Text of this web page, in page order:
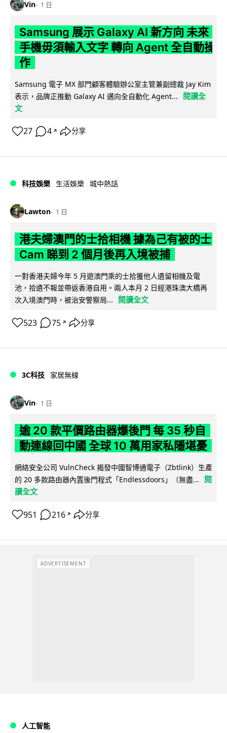
Vin 1 日
Samsung 展示 Galaxy AI 新方向 未來
手機毋須輸入文字 轉向 Agent 全自動操
作
Samsung 電子 MX 部門顧客體驗辦公室主管兼副總裁 Jay Kim
表示，品牌正推動 Galaxy AI 邁向全自動化 Agent...
閱讀全
文
27 4 ↗ 分享
科技娛樂 生活娛樂 城中熱話
Lawton 1 日
港夫婦澳門的士拾相機 據為己有被的士
Cam 睇到 2 個月後再入境被捕
一對香港夫婦今年 5 月遊澳門乘的士拾獲他人遺留相機及電
池，拾遺不報並帶返香港自用。兩人本月 2 日經港珠澳大橋再
次入境澳門時，被治安警察局...
閱讀全文
523 75 ↗ 分享
3C科技 家居無線
Vin 1 日
逾 20 款平價路由器爆後門 每 35 秒自
動連線回中國 全球 10 萬用家私隱堪憂
網絡安全公司 VulnCheck 揭發中國智博通電子（Zbtlink）生產
的 20 多款路由器內置後門程式「Endlessdoors」（無盡...
閱
讀全文
951 216 ↗ 分享
ADVERTISEMENT
人工智能